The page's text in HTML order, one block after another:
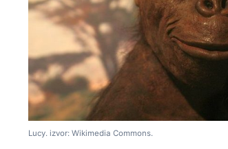
Lucy. izvor: Wikimedia Commons.